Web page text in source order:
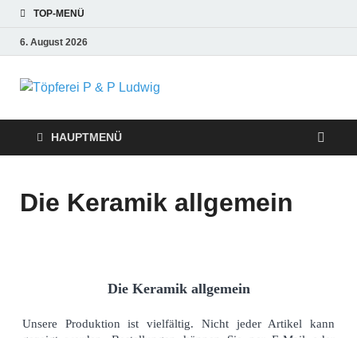
TOP-MENÜ
6. August 2026
HAUPTMENÜ
Die Keramik allgemein
Die Keramik allgemein
Unsere Produktion ist vielfältig. Nicht jeder Artikel kann